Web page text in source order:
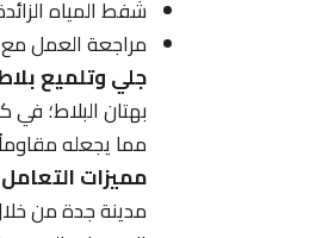
شفط المياه
مراجعة العمل مع
جلي وتلميع
بهتان البلاط؛
مما يجعله مقاوماً
مميزات
مدينة جدة من